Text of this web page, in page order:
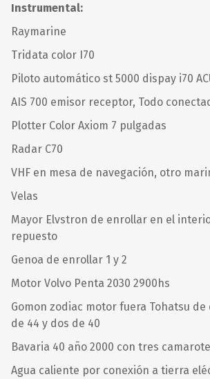
Instrumental:
Raymarine
Tridata color I70
Piloto automático st 5000 dispay i70
AIS 700 emisor receptor, Todo
Plotter Color Axiom 7 pulgadas
Radar C70
VHF en mesa de navegación, otro
Velas
Mayor Elvstron de enrollar en el
repuesto
Genoa de enrollar 1 y 2
Motor Volvo Penta 2030 2900hs
Gomon zodiac motor fuera Tohatsu
de 44 y dos de 40
Bavaria 40 año 2000 con tres
Agua caliente por conexión a tierra